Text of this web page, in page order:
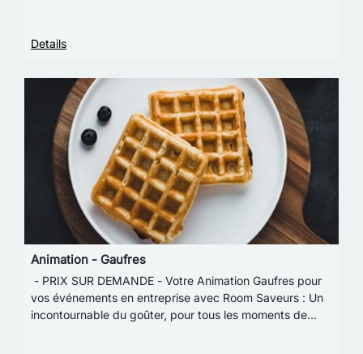
Details
Animation - Gaufres
- PRIX SUR DEMANDE - Votre Animation Gaufres pour
vos événements en entreprise avec Room Saveurs : Un
incontournable du goûter, pour tous les moments de